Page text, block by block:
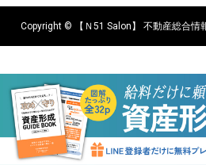
Copyright © 【Ｎ51 Salon】 不動産総合